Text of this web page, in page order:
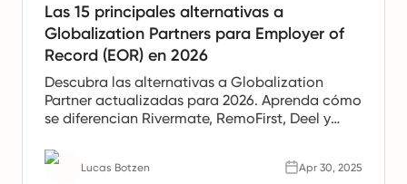
Las 15 principales alternativas a
Globalization Partners para Employer of
Record (EOR) en 2026
Descubra las alternativas a Globalization
Partner actualizadas para 2026. Aprenda cómo
se diferencian Rivermate, RemoFirst, Deel y
cada uno.
Lucas Botzen Apr 30, 2025